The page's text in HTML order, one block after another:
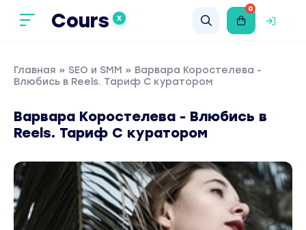
Cours X
0
Главная » SEO и SMM » Варвара Коростелева -
Влюбись в Reels. Тариф С куратором
Варвара Коростелева - Влюбись в
Reels. Тариф С куратором